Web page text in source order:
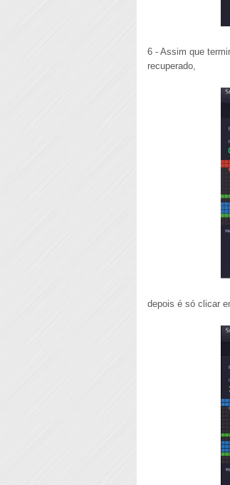
6 - Assim que
recuperado,
depois é só clicar